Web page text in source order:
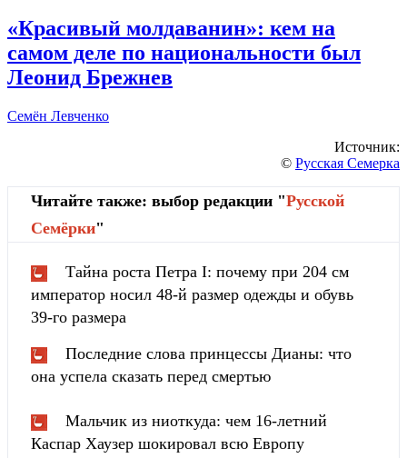
«Красивый молдаванин»: кем на
самом деле по национальности был
Леонид Брежнев
Семён Левченко
Источник:
© Русская Семерка
Читайте также: выбор редакции "Русской
Cемёрки"
Тайна роста Петра I: почему при 204 см
император носил 48-й размер одежды и обувь
39-го размера
Последние слова принцессы Дианы: что
она успела сказать перед смертью
Мальчик из ниоткуда: чем 16-летний
Каспар Хаузер шокировал всю Европу